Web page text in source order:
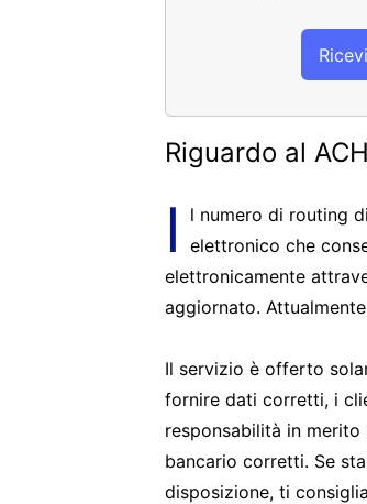
Riguardo al
I
l numero di routing
elettronico che
elettronicamente
aggiornato.
Il servizio è offerto
fornire dati corretti, i
responsabilità in
bancario corretti. Se
disposizione, ti